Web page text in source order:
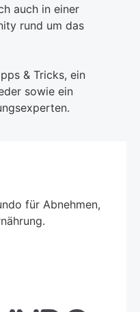
auch in einer
rund um das
& Tricks, ein
sowie ein
für Abnehmen,